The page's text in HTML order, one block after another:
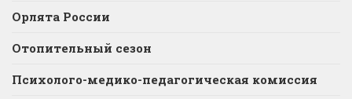
Орлята России
Отопительный сезон
Психолого-медико-педагогическая комиссия